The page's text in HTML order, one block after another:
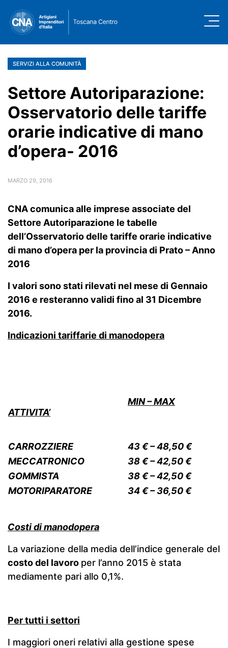
SERVIZI ALLA COMUNITÀ
Settore Autoriparazione:
Osservatorio delle tariffe
orarie indicative di mano
d’opera- 2016
MARZO 29, 2016
CNA comunica alle imprese associate del
Settore Autoriparazione le tabelle
dell’Osservatorio delle tariffe orarie indicative
di mano d’opera per la provincia di Prato – Anno
2016
I valori sono stati rilevati nel mese di Gennaio
2016 e resteranno validi fino al 31 Dicembre
2016.
Indicazioni tariffarie di manodopera
ATTIVITA’
MIN – MAX
CARROZZIERE
43 € – 48,50 €
MECCATRONICO
38 € – 42,50 €
GOMMISTA
38 € – 42,50 €
MOTORIPARATORE
34 € – 36,50 €
Costi di manodopera
La variazione della media dell’indice generale del
costo del lavoro per l’anno 2015 è stata
mediamente pari allo 0,1%.
Per tutti i settori
I maggiori oneri relativi alla gestione spese